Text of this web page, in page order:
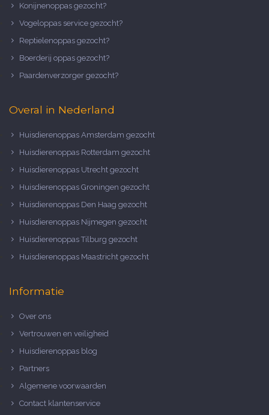
Konijnenoppas gezocht?
Vogeloppas service gezocht?
Reptielenoppas gezocht?
Boerderij oppas gezocht?
Paardenverzorger gezocht?
Overal in Nederland
Huisdierenoppas Amsterdam gezocht
Huisdierenoppas Rotterdam gezocht
Huisdierenoppas Utrecht gezocht
Huisdierenoppas Groningen gezocht
Huisdierenoppas Den Haag gezocht
Huisdierenoppas Nijmegen gezocht
Huisdierenoppas Tilburg gezocht
Huisdierenoppas Maastricht gezocht
Informatie
Over ons
Vertrouwen en veiligheid
Huisdierenoppas blog
Partners
Algemene voorwaarden
Contact klantenservice